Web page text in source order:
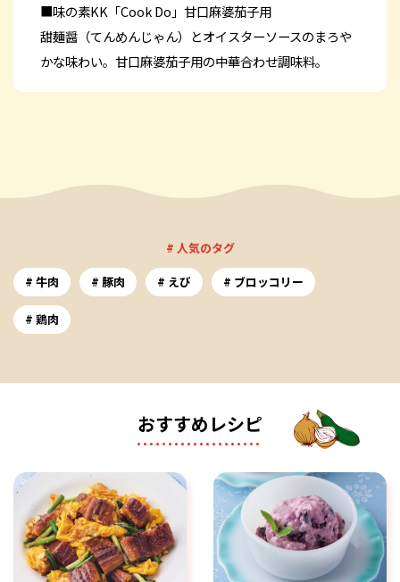
■味の素KK「Cook Do」甘口麻婆茄子用
甜麺醤（てんめんじゃん）とオイスターソースのまろや
かな味わい。甘口麻婆茄子用の中華合わせ調味料。
# 人気のタグ
牛肉
豚肉 えび ブロッコリー
鶏肉
おすすめレシピ